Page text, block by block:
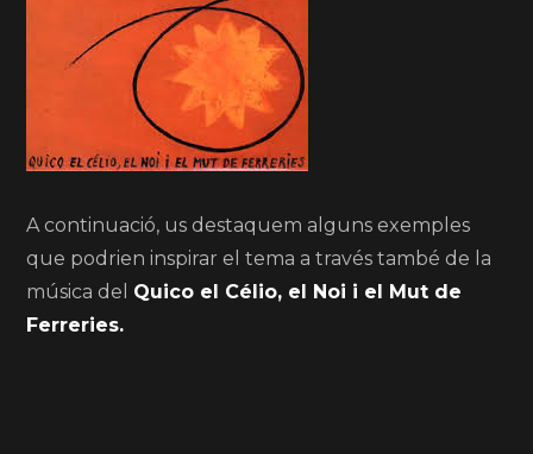
A continuació, us destaquem alguns exemples
que podrien inspirar el tema a través també de la
música del Quico el Célio, el Noi i el Mut de
Ferreries.